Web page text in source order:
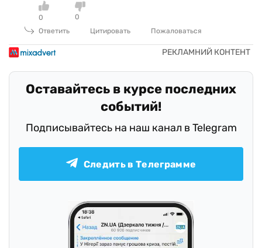
0
0
Ответить
Цитировать Пожаловаться
Оставайтесь в курсе последних
событий!
Подписывайтесь на наш канал в Telegram
Следить в Телеграмме